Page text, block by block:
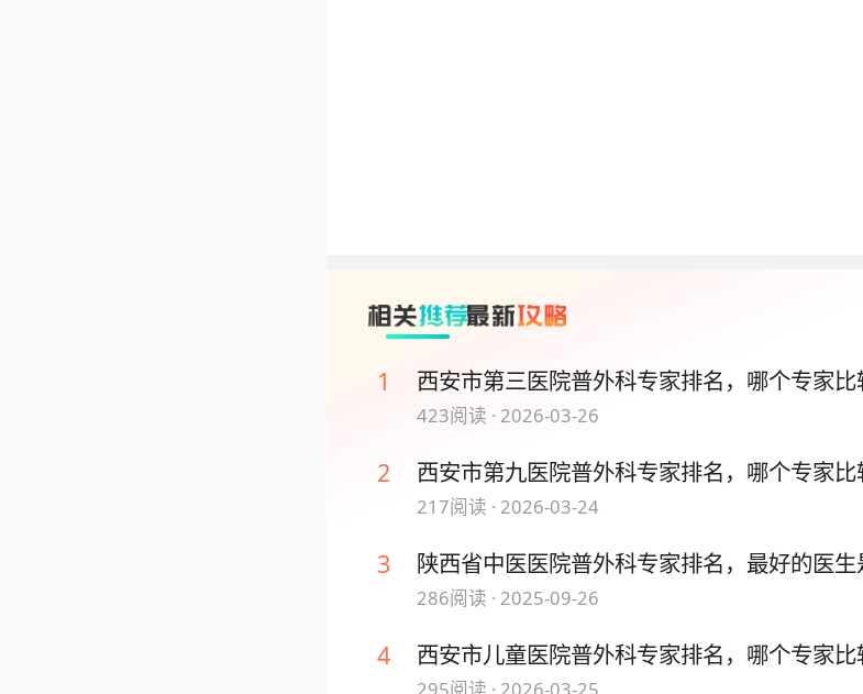
1 西安市第三医院普外科专家排名，哪个专家比
423阅读 · 2026-03-26
2 西安市第九医院普外科专家排名，哪个专家比
217阅读 · 2026-03-24
3 陕西省中医医院普外科专家排名，最好的医生
286阅读 · 2025-09-26
4 西安市儿童医院普外科专家排名，哪个专家比